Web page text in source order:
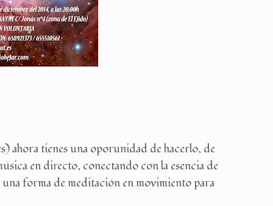
ahora tienes una oporunidad de hacerlo, de
en directo, conectando con la esencia de
forma de meditación en movimiento para